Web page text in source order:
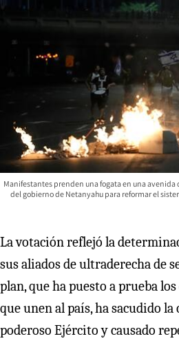
Manifestantes prenden una fogata en una
del gobierno de Netanyahu para reformar el
La votación reflejó la
sus aliados de ultraderecha de
plan, que ha puesto a prueba
que unen al país, ha sacudido la
poderoso Ejército y causado